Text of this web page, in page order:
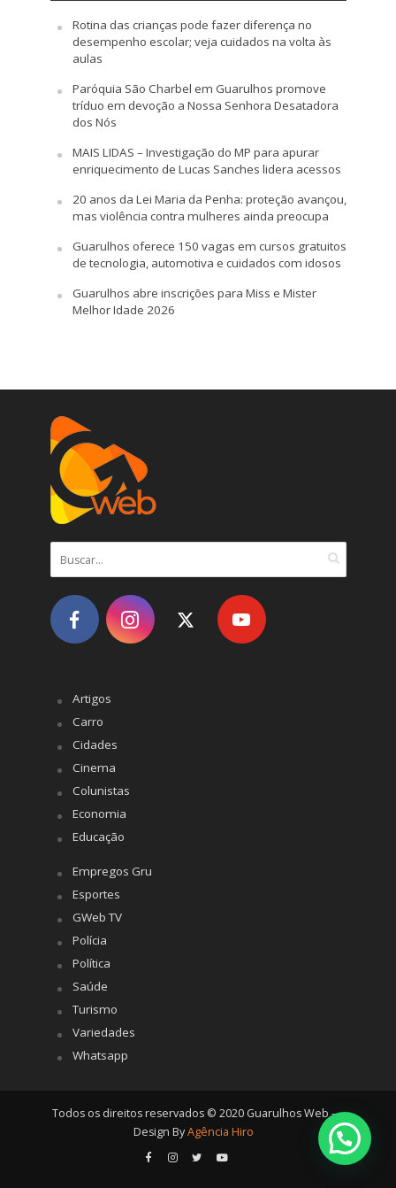
Rotina das crianças pode fazer diferença no
desempenho escolar; veja cuidados na volta às
aulas
Paróquia São Charbel em Guarulhos promove
tríduo em devoção a Nossa Senhora Desatadora
dos Nós
MAIS LIDAS – Investigação do MP para apurar
enriquecimento de Lucas Sanches lidera acessos
20 anos da Lei Maria da Penha: proteção avançou,
mas violência contra mulheres ainda preocupa
Guarulhos oferece 150 vagas em cursos gratuitos
de tecnologia, automotiva e cuidados com idosos
Guarulhos abre inscrições para Miss e Mister
Melhor Idade 2026
Artigos
Carro
Cidades
Cinema
Colunistas
Economia
Educação
Empregos Gru
Esportes
GWeb TV
Polícia
Política
Saúde
Turismo
Variedades
Whatsapp
Todos os direitos reservados © 2020 Guarulhos Web -
Design ByAgência Hiro